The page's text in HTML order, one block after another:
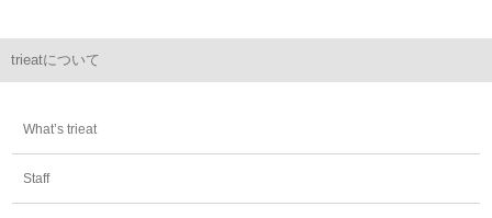
trieatについて
What’s trieat
Staff